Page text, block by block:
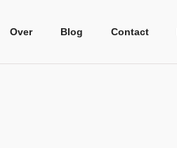
Over Blog Contact